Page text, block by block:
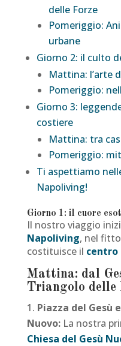
delle Forze
Pomeriggio:
urbane
Giorno 2: il culto
Mattina: l’arte
Pomeriggio:
Giorno 3:
costiere
Mattina: tra
Pomeriggio:
Ti aspettiamo
Napoliving!
Giorno 1: il cuore
Il nostro viaggio
Napoliving, nel
costituisce il centro
Mattina: dal
Triangolo delle
Piazza del Gesù
Nuovo:La nostra
Chiesa del Gesù